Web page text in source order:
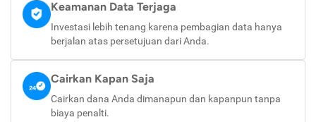
Keamanan Data Terjaga
Investasi lebih tenang karena pembagian data hanya
berjalan atas persetujuan dari Anda.
Cairkan Kapan Saja
Cairkan dana Anda dimanapun dan kapanpun tanpa
biaya penalti.